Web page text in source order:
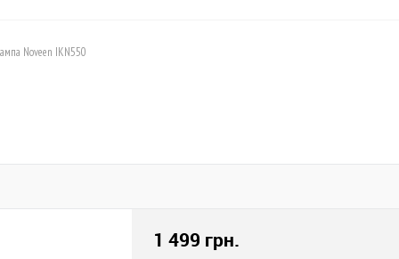
Noveen IKN550
1 499 грн.